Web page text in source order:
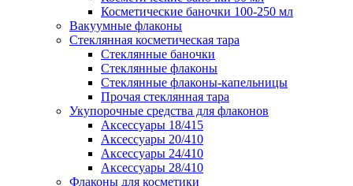
Косметические баночки 100-250 мл
Вакуумные флаконы
Стеклянная косметическая тара
Стеклянные баночки
Стеклянные флаконы
Стеклянные флаконы-капельницы
Прочая стеклянная тара
Укупорочные средства для флаконов
Аксессуары 18/415
Аксессуары 20/410
Аксессуары 24/410
Аксессуары 28/410
Флаконы для косметики